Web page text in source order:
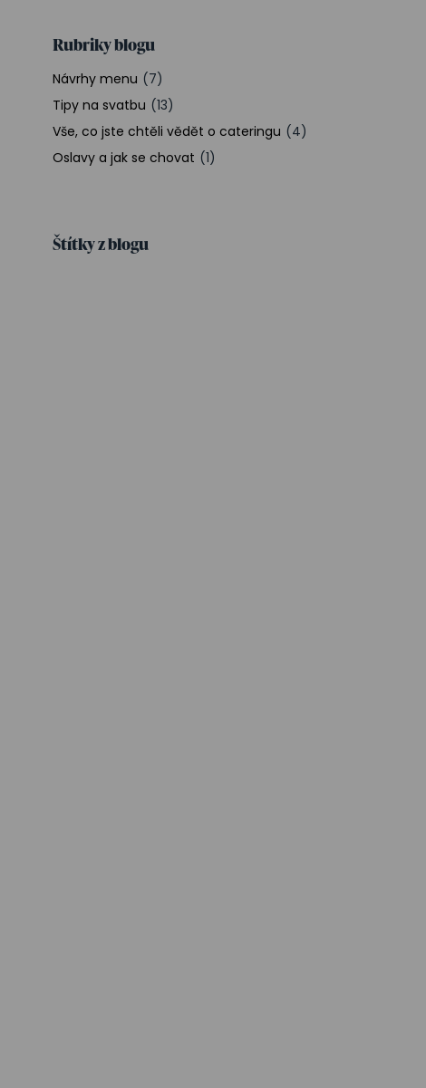
Rubriky blogu
Návrhy menu (7)
Tipy na svatbu (13)
Vše, co jste chtěli vědět o cateringu (4)
Oslavy a jak se chovat (1)
Štítky z blogu